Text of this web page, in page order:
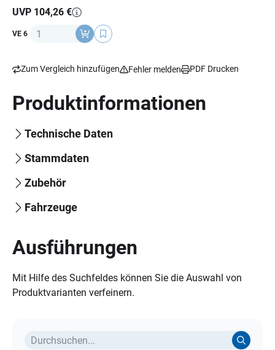
Limited Warranty (1.600.000 km), Emissionsneutral,
Sparsam, ein K&N Luftfilter hält über die gesamte
Lebensdauer des Motorrads, kompatibel mit OEM-
UVP 104,26 €
VE 6 Anzahl
Zum Vergleich hinzufügen Fehler melden PDF Drucken
Produktinformationen
Technische Daten
Stammdaten
Zubehör
Fahrzeuge
Ausführungen
Mit Hilfe des Suchfeldes können Sie die Auswahl von
Produktvarianten verfeinern.